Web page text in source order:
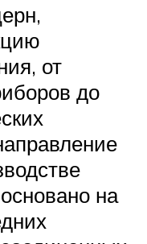
от
до
на